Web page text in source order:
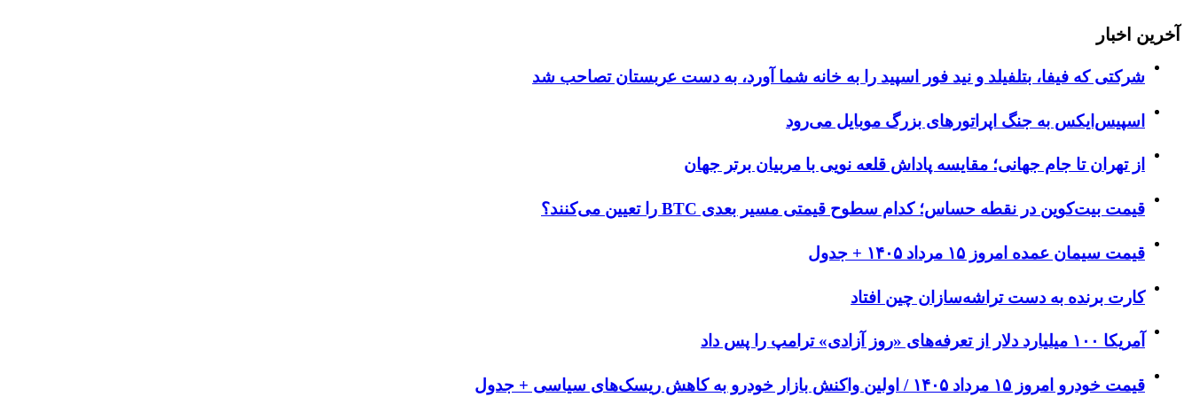
آخرین اخبار
شرکتی که فیفا، بتلفیلد و نید فور اسپید را به خانه شما آورد، به دست عربستان تصاحب شد
اسپیس‌ایکس به جنگ اپراتورهای بزرگ موبایل می‌رود
از تهران تا جام جهانی؛ مقایسه پاداش قلعه نویی با مربیان برتر جهان
قیمت بیت‌کوین در نقطه حساس؛ کدام سطوح قیمتی مسیر بعدی BTC را تعیین می‌کنند؟
قیمت سیمان عمده امروز ۱۵ مرداد ۱۴۰۵ + جدول
کارت برنده به دست تراشه‌سازان چین افتاد
آمریکا ۱۰۰ میلیارد دلار از تعرفه‌های «روز آزادی» ترامپ را پس داد
قیمت خودرو امروز ۱۵ مرداد ۱۴۰۵ / اولین واکنش بازار خودرو به کاهش ریسک‌های سیاسی + جدول